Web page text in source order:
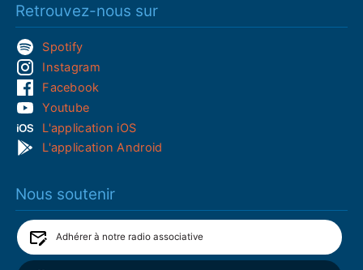
Retrouvez-nous sur
Spotify
Instagram
Facebook
Youtube
L'application iOS
L'application Android
Nous soutenir
Adhérer à notre radio associative